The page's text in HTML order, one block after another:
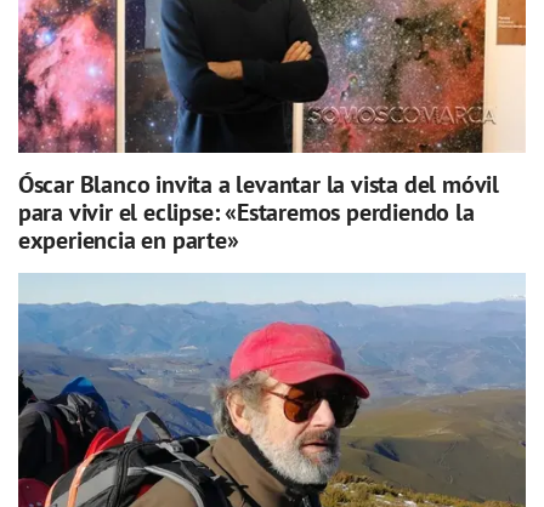
Óscar Blanco invita a levantar la vista del móvil
para vivir el eclipse: «Estaremos perdiendo la
experiencia en parte»